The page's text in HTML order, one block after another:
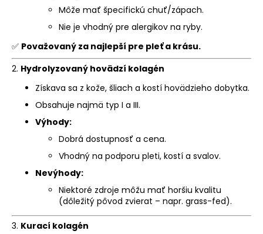
Môže mať špecifickú chuť/zápach.
Nie je vhodný pre alergikov na ryby.
✅ Považovaný za najlepší pre pleť a krásu.
2. Hydrolyzovaný hovädzí kolagén
Získava sa z kože, šliach a kostí hovädzieho dobytka.
Obsahuje najmä typ I a III.
Výhody:
Dobrá dostupnosť a cena.
Vhodný na podporu pleti, kostí a svalov.
Nevýhody:
Niektoré zdroje môžu mať horšiu kvalitu
(dôležitý pôvod zvierat – napr. grass-fed).
3. Kurací kolagén